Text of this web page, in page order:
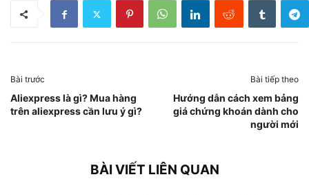
Bài trước
Aliexpress là gì? Mua hàng
trên aliexpress cần lưu ý gì?
Bài tiếp theo
Hướng dẫn cách xem bảng
giá chứng khoán dành cho
người mới
BÀI VIẾT LIÊN QUAN